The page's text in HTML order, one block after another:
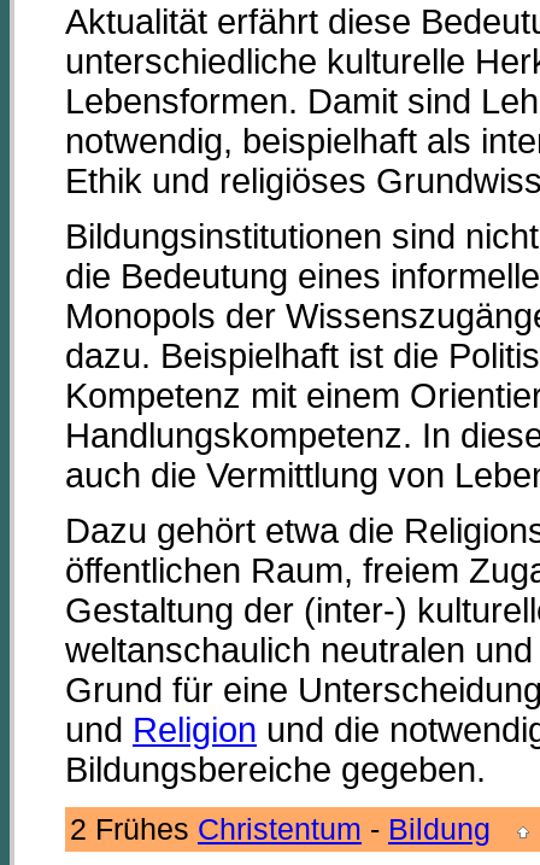
Aktualität erfährt diese
unterschiedliche kulturelle
Lebensformen. Damit sind
notwendig, beispielhaft als
Ethik und religiöses
Bildungsinstitutionen sind
die Bedeutung eines
Monopols der
dazu. Beispielhaft ist die
Kompetenz mit einem
Handlungskompetenz. In
auch die Vermittlung von
Dazu gehört etwa die
öffentlichen Raum, freiem
Gestaltung der (inter-)
weltanschaulich neutralen
Grund für eine
und Religion und die
Bildungsbereiche gegeben.
2 Frühes Christentum - Bildung